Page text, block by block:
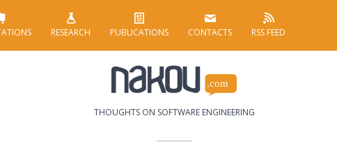
RESEARCH PUBLICATIONS CONTACTS RSS FEED
THOUGHTS ON SOFTWARE ENGINEERING